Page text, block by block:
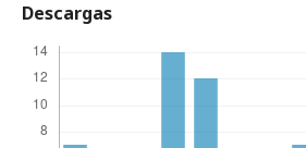
Descargas